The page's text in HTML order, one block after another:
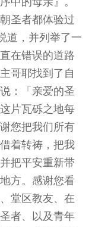
圣者都体验过
道，并列举了一
在错误的道路
哥耶找到了自
：「亲爱的圣
片瓦砾之地每
您把我们所有
着转祷，把我
把平安重新带
方。感谢您看
堂区教友、在
者、以及青年